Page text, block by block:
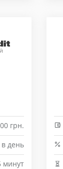
грн.
в день
минут